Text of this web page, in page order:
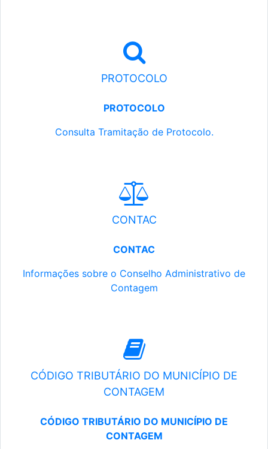
PROTOCOLO
PROTOCOLO
Consulta Tramitação de Protocolo.
CONTAC
CONTAC
Informações sobre o Conselho Administrativo de
Contagem
CÓDIGO TRIBUTÁRIO DO MUNICÍPIO DE
CONTAGEM
CÓDIGO TRIBUTÁRIO DO MUNICÍPIO DE
CONTAGEM